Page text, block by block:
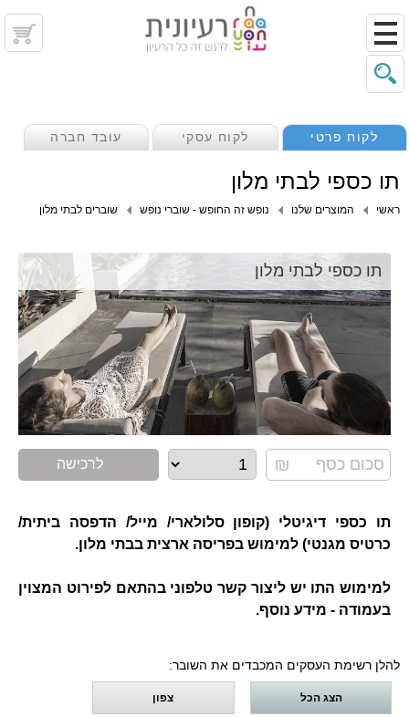
לקוח פרטי לקוח עסקי עובד חברה
תו כספי לבתי מלון
ראשי המוצרים שלנו נופש זה החופש - שוברי נופש שוברים לבתי מלון
תו כספי לבתי מלון
לרכישה
תו כספי דיגיטלי (קופון סלולארי/ מייל/ הדפסה ביתית/
כרטיס מגנטי) למימוש בפריסה ארצית בבתי מלון.
למימוש התו יש ליצור קשר טלפוני בהתאם לפירוט המצוין
בעמודה - מידע נוסף.
להלן רשימת העסקים המכבדים את השובר:
הצג הכל צפון